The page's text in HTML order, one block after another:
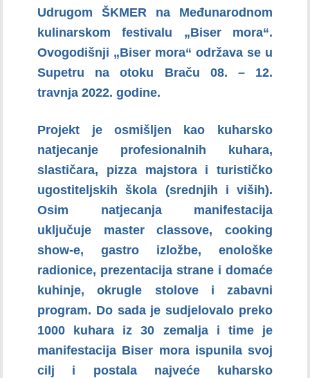
Udrugom ŠKMER na Međunarodnom
kulinarskom festivalu „Biser mora“.
Ovogodišnji „Biser mora“ održava se u
Supetru na otoku Braču 08. – 12.
travnja 2022. godine.
Projekt je osmišljen kao kuharsko
natjecanje profesionalnih kuhara,
slastičara, pizza majstora i turističko
ugostiteljskih škola (srednjih i viših).
Osim natjecanja manifestacija
uključuje master classove, cooking
show-e, gastro izložbe, enološke
radionice, prezentacija strane i domaće
kuhinje, okrugle stolove i zabavni
program. Do sada je sudjelovalo preko
1000 kuhara iz 30 zemalja i time je
manifestacija Biser mora ispunila svoj
cilj i postala najveće kuharsko